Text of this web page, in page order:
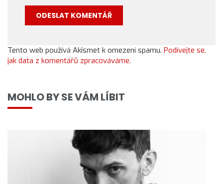
Tento web používá Akismet k omezení spamu. Podívejte se,
jak data z komentářů zpracováváme.
MOHLO BY SE VÁM LÍBIT